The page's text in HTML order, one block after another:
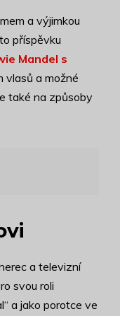
a výjimkou
příspěvku
Mandel s
vlasů a možné
také na způsoby
a televizní
svou roli
a jako porotce ve